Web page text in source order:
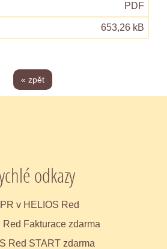
PDF
653,26 kB
« zpět
odkazy
v HELIOS Red
Red Fakturace zdarma
Red START zdarma